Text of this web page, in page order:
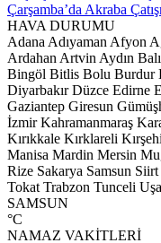
Çarşamba’da Akraba
HAVA DURUMU
Adana Adıyaman Afyon
Ardahan Artvin Aydın
Bingöl Bitlis Bolu Burdur
Diyarbakır Düzce Edirne
Gaziantep Giresun
İzmir Kahramanmaraş
Kırıkkale Kırklareli
Manisa Mardin Mersin
Rize Sakarya Samsun Siirt
Tokat Trabzon Tunceli
SAMSUN
°C
NAMAZ VAKİTLERİ